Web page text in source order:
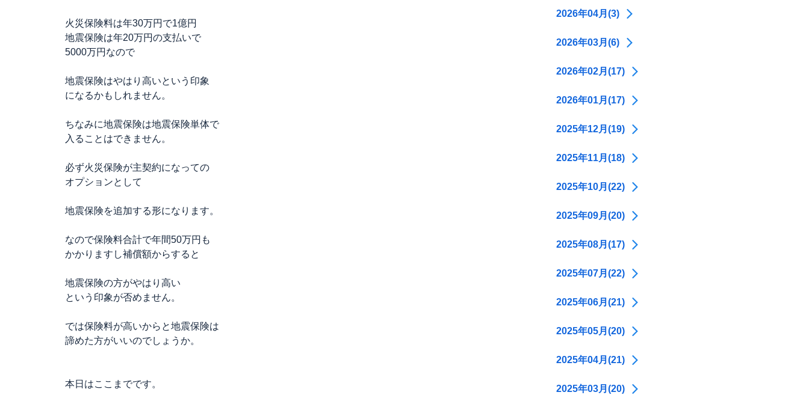
火災保険料は年30万円で1億円
地震保険は年20万円の支払いで
5000万円なので
地震保険はやはり高いという印象
になるかもしれません。
ちなみに地震保険は地震保険単体で
入ることはできません。
必ず火災保険が主契約になっての
オプションとして
地震保険を追加する形になります。
なので保険料合計で年間50万円も
かかりますし補償額からすると
地震保険の方がやはり高い
という印象が否めません。
では保険料が高いからと地震保険は
諦めた方がいいのでしょうか。
本日はここまでです。
2026年04月(3)
2026年03月(6)
2026年02月(17)
2026年01月(17)
2025年12月(19)
2025年11月(18)
2025年10月(22)
2025年09月(20)
2025年08月(17)
2025年07月(22)
2025年06月(21)
2025年05月(20)
2025年04月(21)
2025年03月(20)